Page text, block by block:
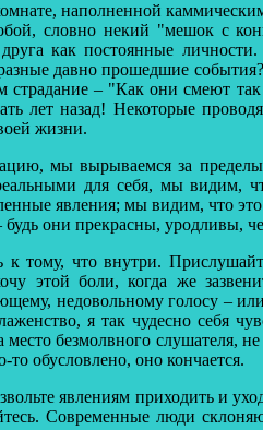
наполненной
словно некий "мешок с
как постоянные
давно прошедшие
страдание – "Как они смеют
лет назад! Некоторые
жизни.
мы вырываемся за
для себя, мы видим,
явления; мы видим, что
будь они прекрасны, уродливы,
к тому, что внутри.
этой боли, когда же
недовольному голосу –
я так чудесно себя
место безмолвного слушателя,
то обусловлено, оно кончается.
явлениям приходить и
Современные люди